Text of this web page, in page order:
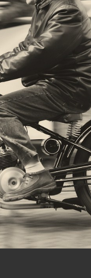
van de eigenaar, overgenomen of
Software . Alle rechten voorbehouden.